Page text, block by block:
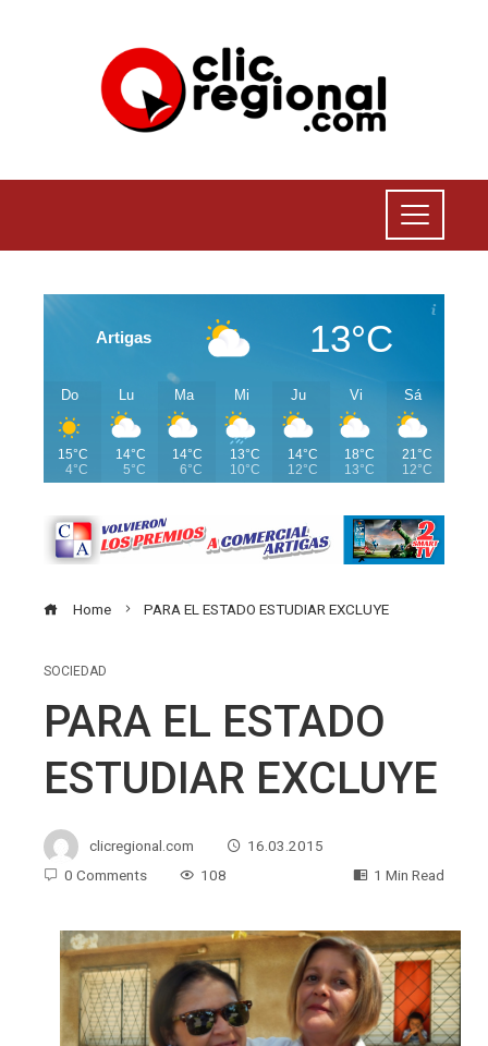
Artigas 13°C
Do
15°C
4°C
Lu
14°C
5°C
Ma
14°C
6°C
Mi
13°C
10°C
Ju
14°C
12°C
Vi
18°C
13°C
Sá
21°C
12°C
Home PARA EL ESTADO ESTUDIAR EXCLUYE
SOCIEDAD
PARA EL ESTADO
ESTUDIAR EXCLUYE
clicregional.com
16.03.2015
0 Comments
108 1 Min Read